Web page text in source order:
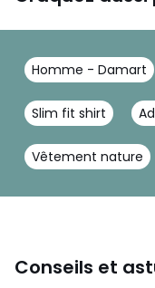
Homme - Damart
Slim fit shirt
Vêtement nature
Conseils et